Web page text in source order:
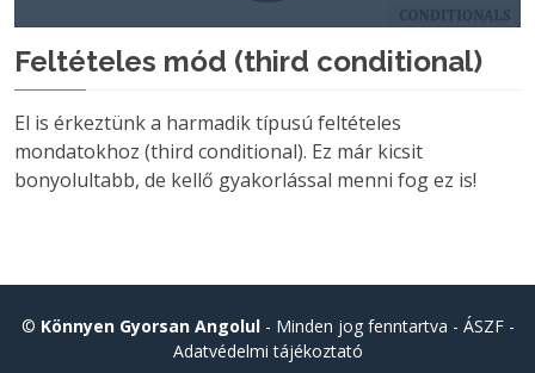
Feltételes mód (third conditional)
El is érkeztünk a harmadik típusú feltételes
mondatokhoz (third conditional). Ez már kicsit
bonyolultabb, de kellő gyakorlással menni fog ez is!
© Könnyen Gyorsan Angolul- Minden jog fenntartva - ÁSZF-
Adatvédelmi tájékoztató